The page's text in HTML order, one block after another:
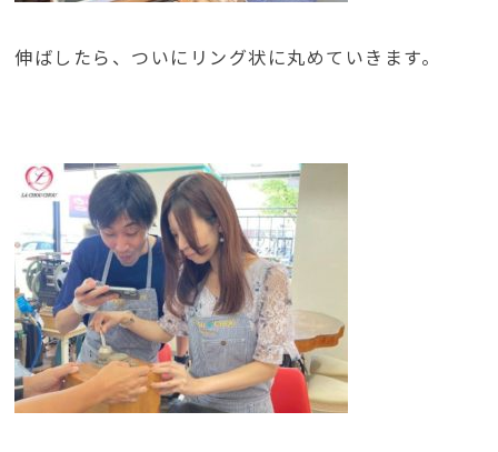
伸ばしたら、ついにリング状に丸めていきます。